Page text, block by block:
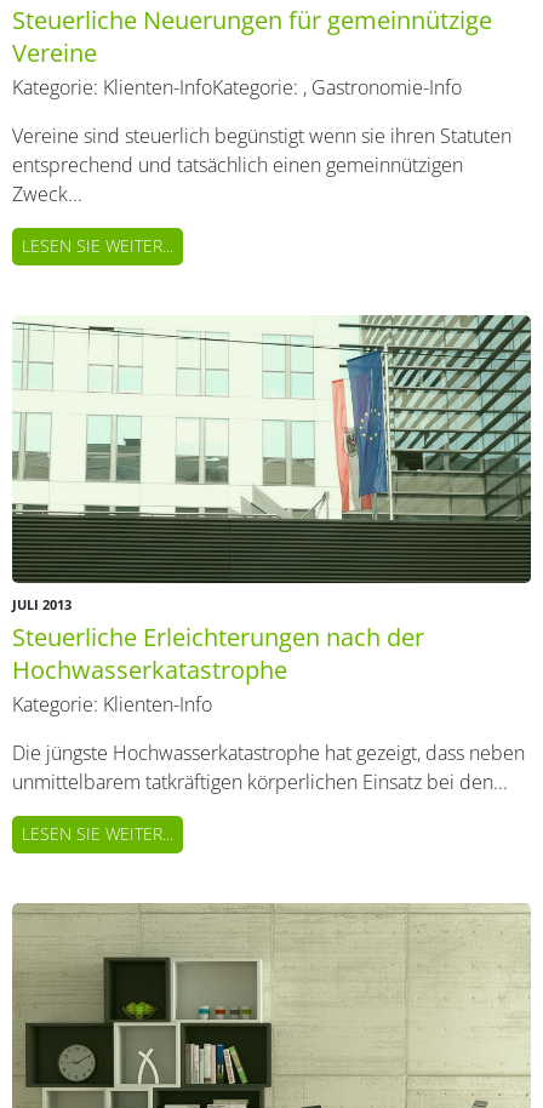
Steuerliche Neuerungen für gemeinnützige
Vereine
Kategorie: Klienten-InfoKategorie: , Gastronomie-Info
Vereine sind steuerlich begünstigt wenn sie ihren Statuten
entsprechend und tatsächlich einen gemeinnützigen
Zweck...
LESEN SIE WEITER...
JULI 2013
Steuerliche Erleichterungen nach der
Hochwasserkatastrophe
Kategorie: Klienten-Info
Die jüngste Hochwasserkatastrophe hat gezeigt, dass neben
unmittelbarem tatkräftigen körperlichen Einsatz bei den...
LESEN SIE WEITER...